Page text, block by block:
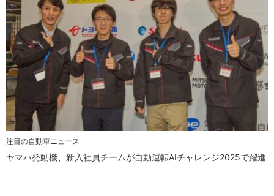
注目の自動車ニュース
ヤマハ発動機、新入社員チームが自動運転AIチャレンジ2025で躍進